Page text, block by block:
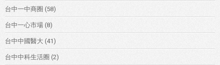
台中一中商圈 (58)
台中一心市場 (8)
台中中國醫大 (41)
台中中科生活圈 (2)